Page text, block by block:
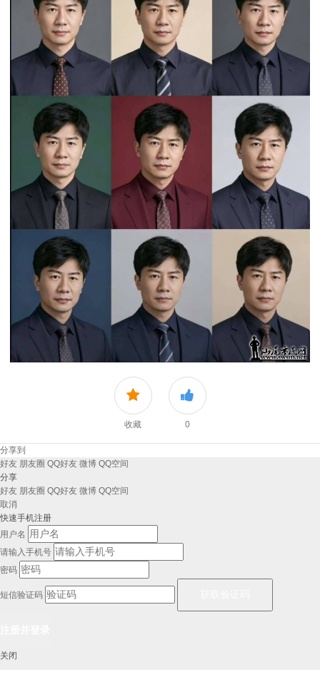
收藏 0
分享到
好友 朋友圈 QQ好友 微博 QQ空间
分享
好友 朋友圈 QQ好友 微博 QQ空间
取消
快速手机注册
用户名
请输入手机号
密码
短信验证码
关闭